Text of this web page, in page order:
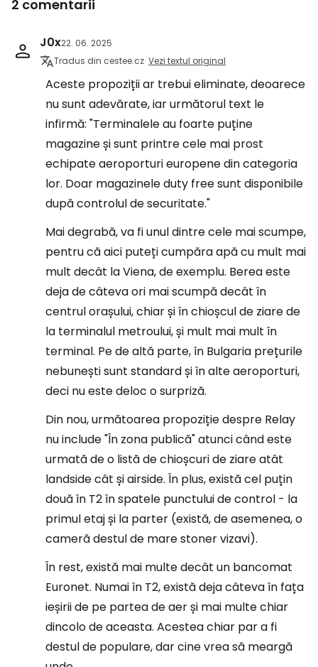
2 comentarii
J0x22. 06. 2025
Tradus din cestee.cz Vezi textul original
Aceste propoziții ar trebui eliminate, deoarece
nu sunt adevărate, iar următorul text le
infirmă: "Terminalele au foarte puține
magazine și sunt printre cele mai prost
echipate aeroporturi europene din categoria
lor. Doar magazinele duty free sunt disponibile
după controlul de securitate."
Mai degrabă, va fi unul dintre cele mai scumpe,
pentru că aici puteți cumpăra apă cu mult mai
mult decât la Viena, de exemplu. Berea este
deja de câteva ori mai scumpă decât în
centrul orașului, chiar și în chioșcul de ziare de
la terminalul metroului, și mult mai mult în
terminal. Pe de altă parte, în Bulgaria prețurile
nebunești sunt standard și în alte aeroporturi,
deci nu este deloc o surpriză.
Din nou, următoarea propoziție despre Relay
nu include "În zona publică" atunci când este
urmată de o listă de chioșcuri de ziare atât
landside cât și airside. În plus, există cel puțin
două în T2 în spatele punctului de control - la
primul etaj și la parter (există, de asemenea, o
cameră destul de mare stoner vizavi).
În rest, există mai multe decât un bancomat
Euronet. Numai în T2, există deja câteva în fața
ieșirii de pe partea de aer și mai multe chiar
dincolo de aceasta. Acestea chiar par a fi
destul de populare, dar cine vrea să meargă